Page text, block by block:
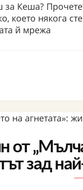
за Кеша?
което някога
й мрежа
от
зад